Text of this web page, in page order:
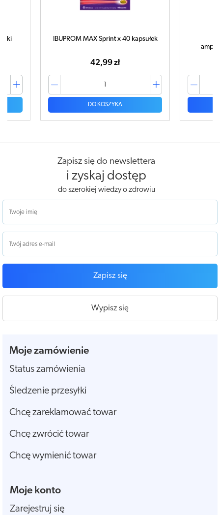
IBUPROM MAX Sprint x 40 kapsułek
42,99 zł
DO KOSZYKA
Zapisz się do newslettera
i zyskaj dostęp
do szerokiej wiedzy o zdrowiu
Zapisz się
Wypisz się
Moje zamówienie
Status zamówienia
Śledzenie przesyłki
Chcę zareklamować towar
Chcę zwrócić towar
Chcę wymienić towar
Moje konto
Zarejestruj się